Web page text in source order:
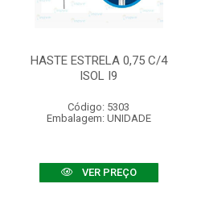
HASTE ESTRELA 0,75 C/4
ISOL I9
Código: 5303
Embalagem: UNIDADE
VER PREÇO